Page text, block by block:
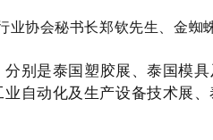
业协会秘书长郑钦先生、金蜘
别是泰国塑胶展、泰国模
业自动化及生产设备技术展